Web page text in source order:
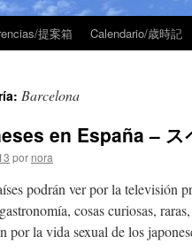
提案箱 Calendario/歳時記
Barcelona
en España – ス
por nora
podrán ver por la televisión
cosas curiosas,
por la vida sexual de los